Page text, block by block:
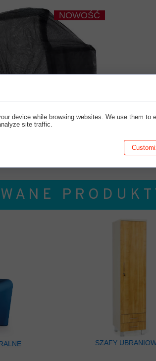
SZAFY
A N E P R O D U K T
NOWOŚĆ
device while browsing websites. We use them to
site traffic.